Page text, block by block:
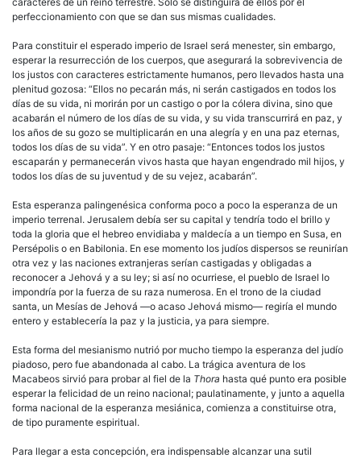
perfeccionamiento con que se dan sus mismas cualidades.
Para constituir el esperado imperio de Israel será menester, sin embargo,
esperar la resurrección de los cuerpos, que asegurará la sobrevivencia de
los justos con caracteres estrictamente humanos, pero llevados hasta una
plenitud gozosa: “Ellos no pecarán más, ni serán castigados en todos los
días de su vida, ni morirán por un castigo o por la cólera divina, sino que
acabarán el número de los días de su vida, y su vida transcurrirá en paz, y
los años de su gozo se multiplicarán en una alegría y en una paz eternas,
todos los días de su vida”. Y en otro pasaje: “Entonces todos los justos
escaparán y permanecerán vivos hasta que hayan engendrado mil hijos, y
todos los días de su juventud y de su vejez, acabarán”.
Esta esperanza palingenésica conforma poco a poco la esperanza de un
imperio terrenal. Jerusalem debía ser su capital y tendría todo el brillo y
toda la gloria que el hebreo envidiaba y maldecía a un tiempo en Susa, en
Persépolis o en Babilonia. En ese momento los judíos dispersos se reunirían
otra vez y las naciones extranjeras serían castigadas y obligadas a
reconocer a Jehová y a su ley; si así no ocurriese, el pueblo de Israel lo
impondría por la fuerza de su raza numerosa. En el trono de la ciudad
santa, un Mesías de Jehová —o acaso Jehová mismo— regiría el mundo
entero y establecería la paz y la justicia, ya para siempre.
Esta forma del mesianismo nutrió por mucho tiempo la esperanza del judío
piadoso, pero fue abandonada al cabo. La trágica aventura de los
Macabeos sirvió para probar al fiel de la Thora hasta qué punto era posible
esperar la felicidad de un reino nacional; paulatinamente, y junto a aquella
forma nacional de la esperanza mesiánica, comienza a constituirse otra,
de tipo puramente espiritual.
Para llegar a esta concepción, era indispensable alcanzar una sutil